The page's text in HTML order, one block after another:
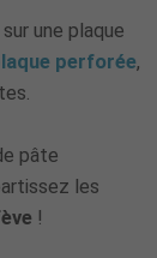
une plaque
perforée,
pâte
les
!